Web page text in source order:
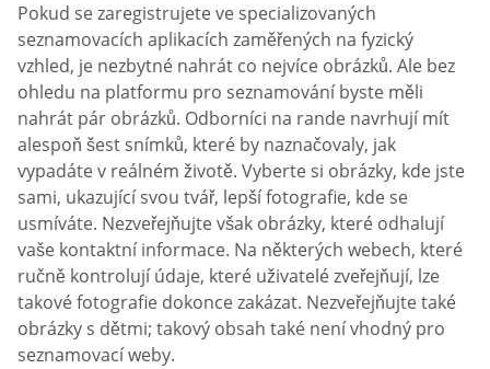
Pokud se zaregistrujete ve specializovaných
seznamovacích aplikacích zaměřených na fyzický
vzhled, je nezbytné nahrát co nejvíce obrázků. Ale bez
ohledu na platformu pro seznamování byste měli
nahrát pár obrázků. Odborníci na rande navrhují mít
alespoň šest snímků, které by naznačovaly, jak
vypadáte v reálném životě. Vyberte si obrázky, kde jste
sami, ukazující svou tvář, lepší fotografie, kde se
usmíváte. Nezveřejňujte však obrázky, které odhalují
vaše kontaktní informace. Na některých webech, které
ručně kontrolují údaje, které uživatelé zveřejňují, lze
takové fotografie dokonce zakázat. Nezveřejňujte také
obrázky s dětmi; takový obsah také není vhodný pro
seznamovací weby.